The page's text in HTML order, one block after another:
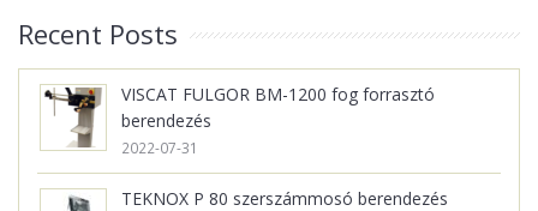
Recent Posts
VISCAT FULGOR BM-1200 fog forrasztó
berendezés
2022-07-31
TEKNOX P 80 szerszámmosó berendezés